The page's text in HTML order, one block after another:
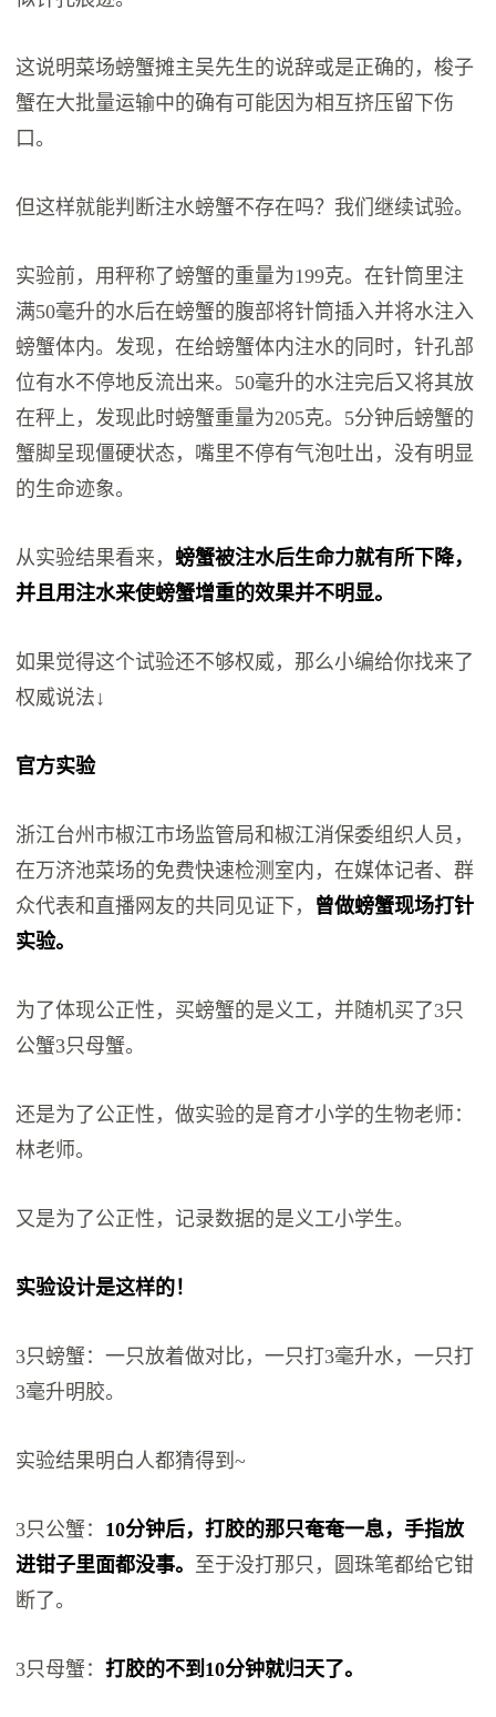
这说明菜场螃蟹摊主吴先生的说辞或是正确的，梭子
蟹在大批量运输中的确有可能因为相互挤压留下伤
口。
但这样就能判断注水螃蟹不存在吗？我们继续试验。
实验前，用秤称了螃蟹的重量为199克。在针筒里注
满50毫升的水后在螃蟹的腹部将针筒插入并将水注入
螃蟹体内。发现，在给螃蟹体内注水的同时，针孔部
位有水不停地反流出来。50毫升的水注完后又将其放
在秤上，发现此时螃蟹重量为205克。5分钟后螃蟹的
蟹脚呈现僵硬状态，嘴里不停有气泡吐出，没有明显
的生命迹象。
从实验结果看来，螃蟹被注水后生命力就有所下降，
并且用注水来使螃蟹增重的效果并不明显。
如果觉得这个试验还不够权威，那么小编给你找来了
权威说法↓
官方实验
浙江台州市椒江市场监管局和椒江消保委组织人员，
在万济池菜场的免费快速检测室内，在媒体记者、群
众代表和直播网友的共同见证下， 曾做螃蟹现场打针
实验。
为了体现公正性，买螃蟹的是义工，并随机买了3只
公蟹3只母蟹。
还是为了公正性，做实验的是育才小学的生物老师：
林老师。
又是为了公正性，记录数据的是义工小学生。
实验设计是这样的！
3只螃蟹：一只放着做对比，一只打3毫升水，一只打
3毫升明胶。
实验结果明白人都猜得到~
3只公蟹： 10分钟后，打胶的那只奄奄一息，手指放
进钳子里面都没事。 至于没打那只，圆珠笔都给它钳
断了。
3只母蟹：打胶的不到10分钟就归天了。